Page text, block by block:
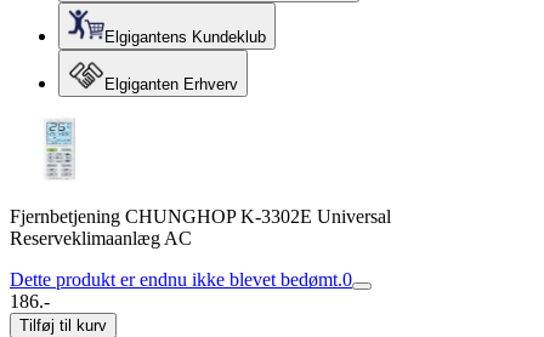
Elgigantens Kundeklub
Elgiganten Erhverv
Fjernbetjening CHUNGHOP K-3302E Universal
Reserveklimaanlæg AC
Dette produkt er endnu ikke blevet bedømt.0
186.-
Tilføj til kurv